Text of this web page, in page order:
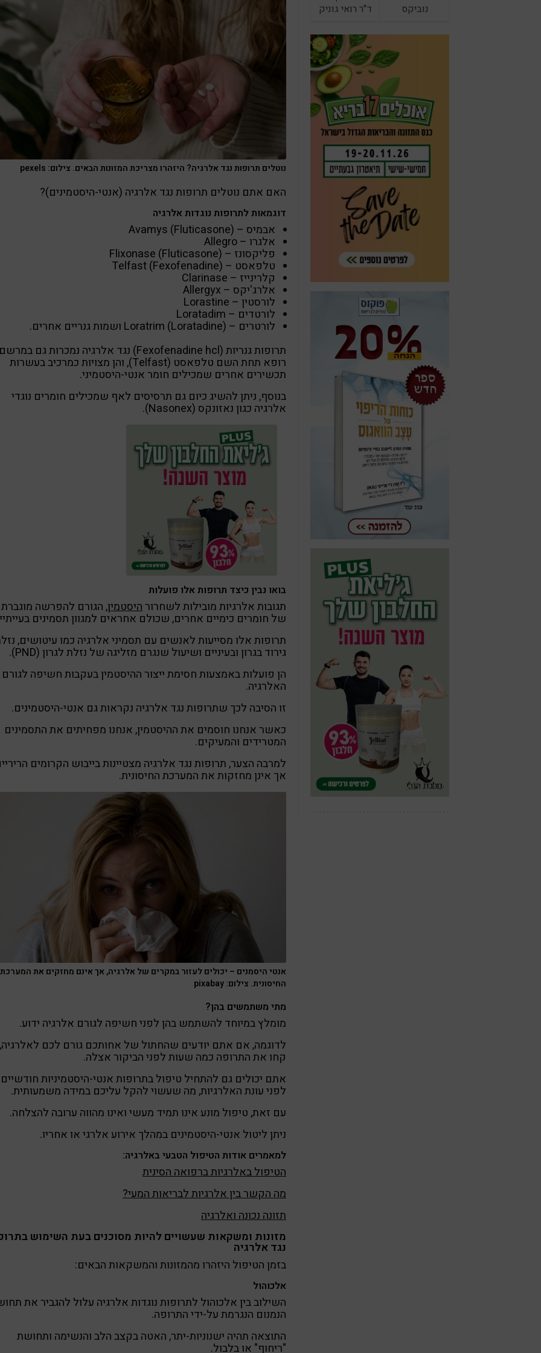
נוביקס
ד"ר רואי גוניק
נוטלים תרופות נגד אלרגיה? היזהרו מצריכת המזונות הבאים. צילום: pexels
האם אתם נוטלים תרופות נגד אלרגיה (אנטי-היסטמינים)?
דוגמאות לתרופות נוגדות אלרגיה
אבמיס – Avamys (Fluticasone)
אלגרו – Allegro
פליקסונז – Flixonase (Fluticasone)
טלפאסט – Telfast (Fexofenadine)
קלרינייז – Clarinase
אלרג'יקס – Allergyx
לורסטין – Lorastine
לורטדים – Loratadim
לורטרים – Loratrim (Loratadine) ושמות גנריים אחרים.
תרופות גנריות (Fexofenadine hcl) נגד אלרגיה נמכרות גם במרשם
רופא תחת השם טלפאסט (Telfast), והן מצויות כמרכיב בעשרות
תכשירים אחרים שמכילים חומר אנטי-היסטמיני.
בנוסף, ניתן להשיג כיום גם תרסיסים לאף שמכילים חומרים נוגדי
אלרגיה כגון נאזונקס (Nasonex).
בואו נבין כיצד תרופות אלו פועלות
תגובות אלרגיות מובילות לשחרורהיסטמין, הגורם להפרשה מוגברת
של חומרים כימיים אחרים, שכולם אחראים למגוון תסמינים
תרופות אלו מסייעות לאנשים עם תסמיני אלרגיה כמו עיטושים,
גירוד בגרון ובעיניים ושיעול שנגרם מזליגה של נזלת לגרון (PND).
הן פועלות באמצעות חסימת ייצור ההיסטמין בעקבות חשיפה לגורם
האלרגיה.
זו הסיבה לכך שתרופות נגד אלרגיה נקראות גם אנטי-היסטמינים.
כאשר אנחנו חוסמים את ההיסטמין, אנחנו מפחיתים את התסמינים
המטרידים והמעיקים.
למרבה הצער, תרופות נגד אלרגיה מצטיינות בייבוש הקרומים
אך אינן מחזקות את המערכת החיסונית.
אנטי היסמנים – יכולים לעזור במקרים של אלרגיה, אך אינם מחזקים את המערכת
החיסונית. צילום: pixabay
מתי משתמשים בהן?
מומלץ במיוחד להשתמש בהן לפני חשיפה לגורם אלרגיה ידוע.
לדוגמה, אם אתם יודעים שהחתול של אחותכם גורם לכם לאלרגיה,
קחו את התרופה כמה שעות לפני הביקור אצלה.
אתם יכולים גם להתחיל טיפול בתרופות אנטי-היסטמיניות חודשיים
לפני עונת האלרגיות, מה שעשוי להקל עליכם במידה משמעותית.
עם זאת, טיפול מונע אינו תמיד מעשי ואינו מהווה ערובה להצלחה.
ניתן ליטול אנטי-היסטמינים במהלך אירוע אלרגי או אחריו.
למאמרים אודות הטיפול הטבעי באלרגיה:
הטיפול באלרגיות ברפואה הסינית
מה הקשר בין אלרגיות לבריאות המעי?
תזונה נכונה ואלרגיה
מזונות ומשקאות שעשויים להיות מסוכנים בעת השימוש
נגד אלרגיה
בזמן הטיפול היזהרו מהמזונות והמשקאות הבאים:
אלכוהול
השילוב בין אלכוהול לתרופות נוגדות אלרגיה עלול להגביר את
הנמנום הנגרמת על-ידי התרופה.
התוצאה תהיה ישנוניות-יתר, האטה בקצב הלב והנשימה ותחושת
"ריחוף" או בלבול.